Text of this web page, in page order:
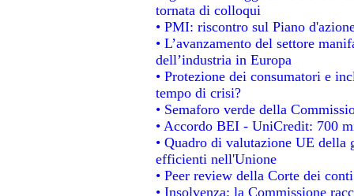
tornata di colloqui
• PMI: riscontro sul Piano
• L’avanzamento del settore
dell’industria in Europa
• Protezione dei consumatori e
tempo di crisi?
• Semaforo verde della
• Accordo BEI - UniCredit: 700
• Quadro di valutazione UE
efficienti nell'Unione
• Peer review della Corte dei
• Insolvenza: la Commissione